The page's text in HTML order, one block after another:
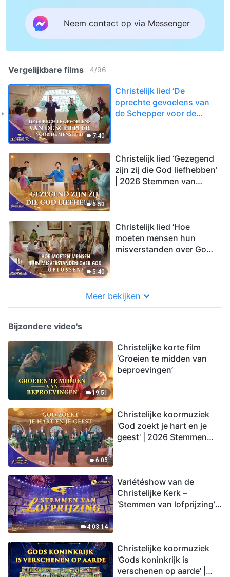
Neem contact op via Messenger
Vergelijkbare films 4/96
7:40
Christelijk lied ‘De
oprechte gevoelens van
de Schepper voor de
6:53
Christelijk lied ‘Gezegend
zijn zij die God liefhebben’
| 2026 Stemmen van
5:40
Christelijk lied ‘Hoe
moeten mensen hun
misverstanden over God
Meer bekijken
Bijzondere video's
19:51
Christelijke korte film
‘Groeien te midden van
beproevingen’
6:05
Christelijke koormuziek
'God zoekt je hart en je
geest' | 2026 Stemmen
4:03:14
Variétéshow van de
Christelijke Kerk –
‘Stemmen van lofprijzing’,
Christelijke koormuziek
'Gods koninkrijk is
verschenen op aarde' |